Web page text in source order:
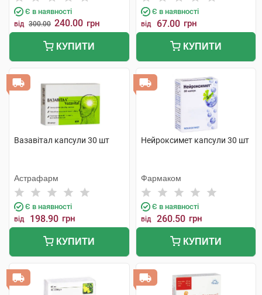
Є в наявності
від 300.00 240.00 грн
КУПИТИ
Є в наявності
від 67.00 грн
КУПИТИ
Вазавітал капсули 30 шт
Астрафарм
Є в наявності
від 198.90 грн
КУПИТИ
Нейроксимет капсули 30 шт
Фармаком
Є в наявності
від 260.50 грн
КУПИТИ